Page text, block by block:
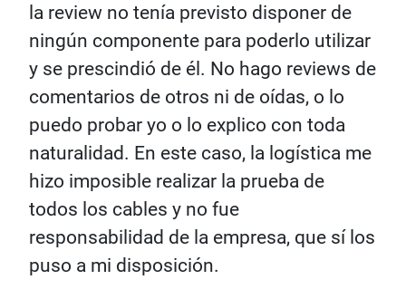
la review no tenía previsto disponer de
ningún componente para poderlo utilizar
y se prescindió de él. No hago reviews de
comentarios de otros ni de oídas, o lo
puedo probar yo o lo explico con toda
naturalidad. En este caso, la logística me
hizo imposible realizar la prueba de
todos los cables y no fue
responsabilidad de la empresa, que sí los
puso a mi disposición.